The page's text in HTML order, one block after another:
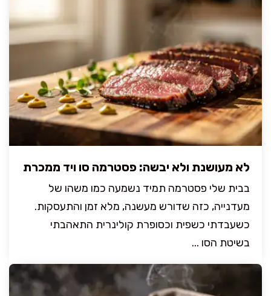
לא מעושנת ולא יבשה: פסטרמה סו ויד ממכרת
בבית שלי פסטרמה תמיד נשמעה כמו משהו של
מעדנייה, כזה שדורש מעשנה, מלא זמן והתעסקות.
כשעבדתי כשפית וכסופרת קולינרית התאהבתי
בשיטת הסו ...